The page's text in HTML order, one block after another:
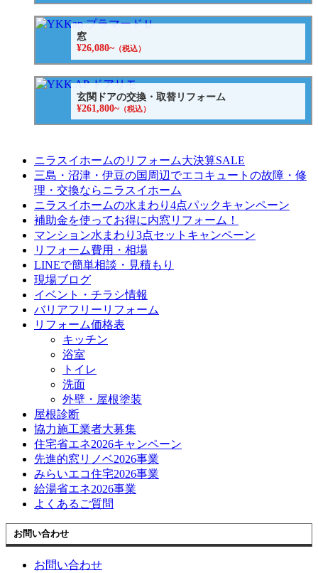
窓
¥26,080~（税込）
玄関ドアの交換・取替リフォーム
¥261,800~（税込）
ニラスイホームのリフォーム大決算SALE
三島・沼津・伊豆の国周辺でエコキュートの故障・修
理・交換ならニラスイホーム
ニラスイホームの水まわり4点パックキャンペーン
補助金を使ってお得に内窓リフォーム！
マンション水まわり3点セットキャンペーン
リフォーム費用・相場
LINEで簡単相談・見積もり
現場ブログ
イベント・チラシ情報
バリアフリーリフォーム
リフォーム価格表
キッチン
浴室
トイレ
洗面
外壁・屋根塗装
屋根診断
協力施工業者大募集
住宅省エネ2026キャンペーン
先進的窓リノベ2026事業
みらいエコ住宅2026事業
給湯省エネ2026事業
よくあるご質問
お問い合わせ
お問い合わせ